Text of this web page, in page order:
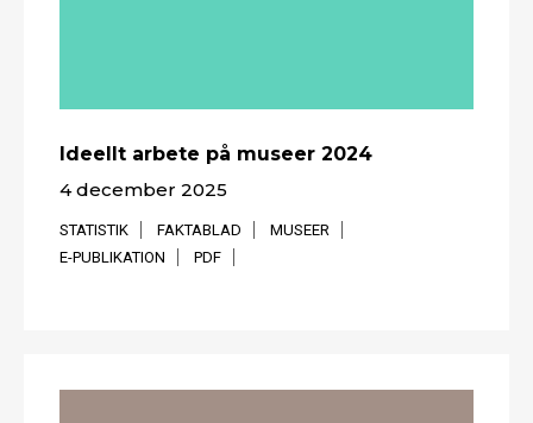
Ideellt arbete på museer 2024
4 december 2025
STATISTIK FAKTABLAD
MUSEER
E-PUBLIKATION
PDF